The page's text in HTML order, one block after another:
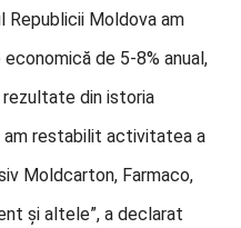
Republicii Moldova am
de 5-8% anual,
din istoria
am restabilit activitatea a
Moldcarton, Farmaco,
și altele”, a declarat